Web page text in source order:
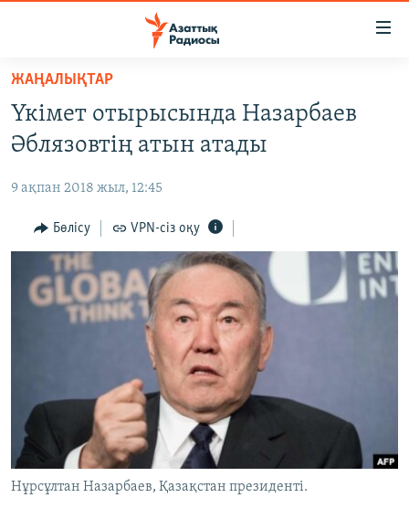
Skip
main
content
to
Navigation
Skip
Search
САЯСАТ
ҚАҢТАР ОҚИҒАСЫ
АДАМ ҚҰҚЫҚТАРЫ
ӘЛЕУМЕТ
ӘЛЕМ
АРНАЙЫ ЖОБАЛАР
ЖАЗЫЛЫҢЫЗ
ЖАҢАЛЫҚТАР
Үкімет отырысында Назарбаев
Әблязовтің атын атады
9 ақпан 2018 жыл, 12:45
Бөлісу VPN-сіз оқу
Нұрсұлтан Назарбаев, Қазақстан президенті.